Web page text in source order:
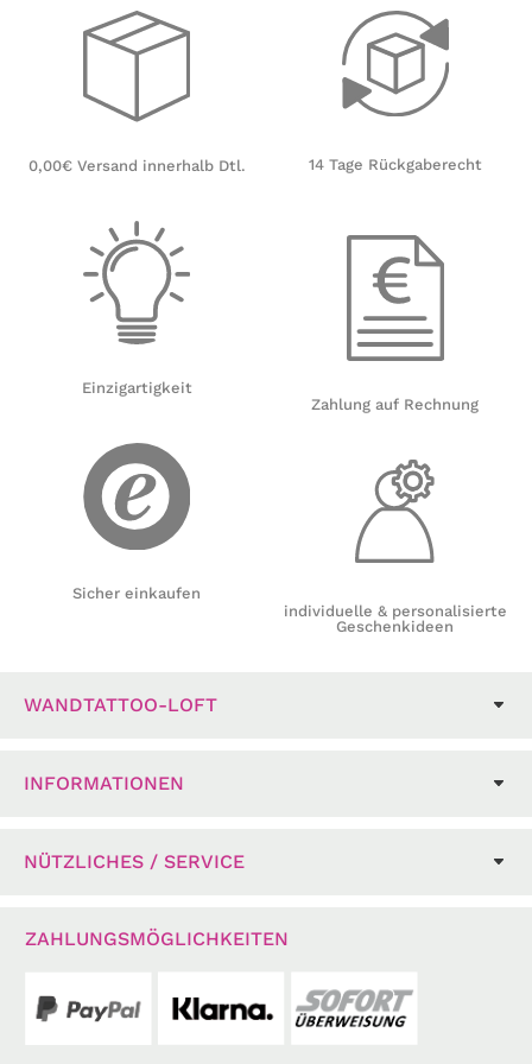
0,00€ Versand innerhalb Dtl.
Einzigartigkeit
Sicher einkaufen
14 Tage Rückgaberecht
Zahlung auf Rechnung
individuelle & personalisierte
Geschenkideen
WANDTATTOO-LOFT
INFORMATIONEN
NÜTZLICHES / SERVICE
ZAHLUNGSMÖGLICHKEITEN